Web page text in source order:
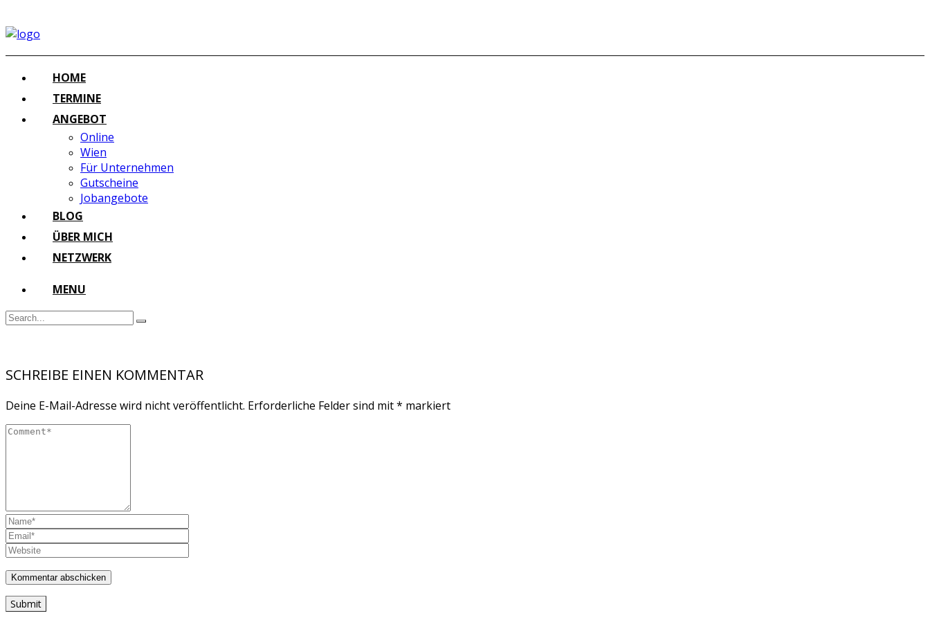
HOME
TERMINE
ANGEBOT
Online
Wien
Für Unternehmen
Gutscheine
Jobangebote
BLOG
ÜBER MICH
NETZWERK
MENU
SCHREIBE EINEN KOMMENTAR
Deine E-Mail-Adresse wird nicht veröffentlicht. Erforderliche Felder sind mit* markiert
Submit